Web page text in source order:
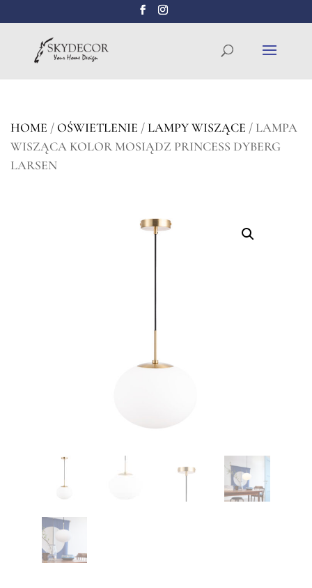
HOME /OŚWIETLENIE /LAMPY WISZĄCE / LAMPA
WISZĄCA KOLOR MOSIĄDZ PRINCESS DYBERG
LARSEN